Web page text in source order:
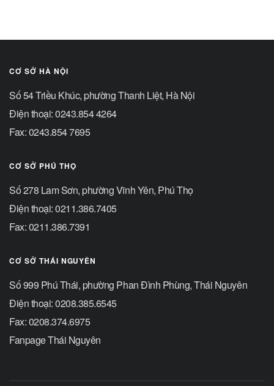
CƠ SỞ HÀ NỘI
Số 54 Triều Khúc, phường Thanh Liệt, Hà Nội
Điện thoại: 0243.854 4264
Fax: 0243.854 7695
CƠ SỞ PHÚ THỌ
Số 278 Lam Sơn, phường Vĩnh Yên, Phú Thọ
Điện thoại: 0211.386.7405
Fax: 0211.386.7391
CƠ SỞ THÁI NGUYÊN
Số 999 Phú Thái, phường Phan Đình Phùng, Thái Nguyên
Điện thoại: 0208.385.6545
Fax: 0208.374.6975
Fanpage Thái Nguyên